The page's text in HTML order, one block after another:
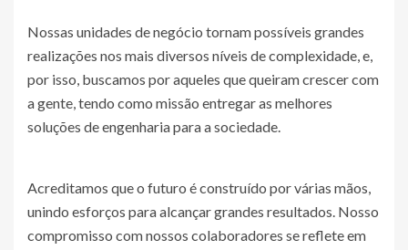
Nossas unidades de negócio tornam possíveis grandes
realizações nos mais diversos níveis de complexidade, e,
por isso, buscamos por aqueles que queiram crescer com
a gente, tendo como missão entregar as melhores
soluções de engenharia para a sociedade.
Acreditamos que o futuro é construído por várias mãos,
unindo esforços para alcançar grandes resultados. Nosso
compromisso com nossos colaboradores se reflete em